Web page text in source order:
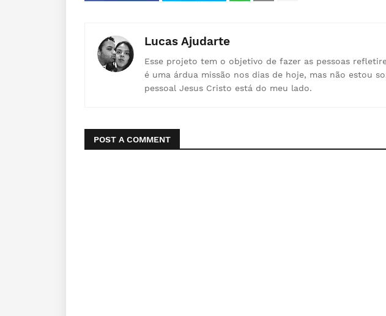
Lucas Ajudarte
Esse projeto tem o objetivo de fazer as pessoas
é uma árdua missão nos dias de hoje, mas não estou
pessoal Jesus Cristo está do meu lado.
POST A COMMENT